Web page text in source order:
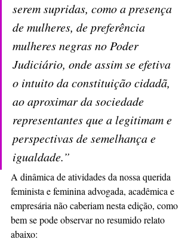
serem supridas, como a presença
de mulheres, de preferência
mulheres negras no Poder
Judiciário, onde assim se efetiva
o intuito da constituição cidadã,
ao aproximar da sociedade
representantes que a legitimam e
perspectivas de semelhança e
igualdade.”
A dinâmica de atividades da nossa querida
feminista e feminina advogada, acadêmica e
empresária não caberiam nesta edição, como
bem se pode observar no resumido relato
abaixo: